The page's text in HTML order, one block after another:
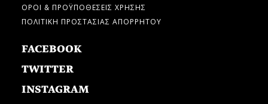
ΟΡΟΙ & ΠΡΟΫΠΟΘΕΣΕΙΣ ΧΡΗΣΗΣ
ΠΟΛΙΤΙΚΗ ΠΡΟΣΤΑΣΙΑΣ ΑΠΟΡΡΗΤΟΥ
FACEBOOK
TWITTER
INSTAGRAM